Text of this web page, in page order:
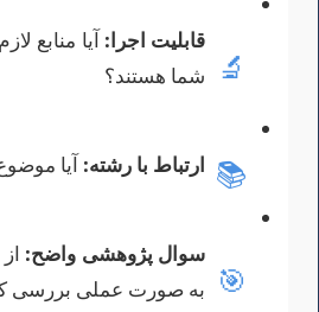
🔬
قابلیت اجرا: آیا منابع
شما هستند؟
📚 ارتباط با رشته: آیا
🎯
سوال پژوهشی واضح:
به صورت عملی بررسی